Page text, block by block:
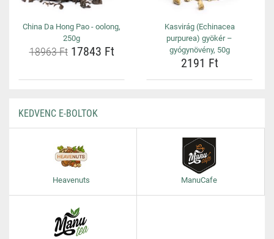
China Da Hong Pao - oolong,
250g
18963 Ft17843 Ft
Kasvirág (Echinacea
purpurea) gyökér –
gyógynövény, 50g
2191 Ft
KEDVENC E-BOLTOK
Heavenuts ManuCafe